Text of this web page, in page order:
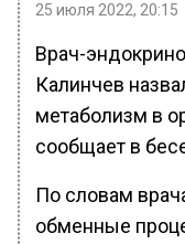
25 июля 2022, 20:15
Врач-
Калинчев
метаболизм в
сообщает в
По словам
обменные